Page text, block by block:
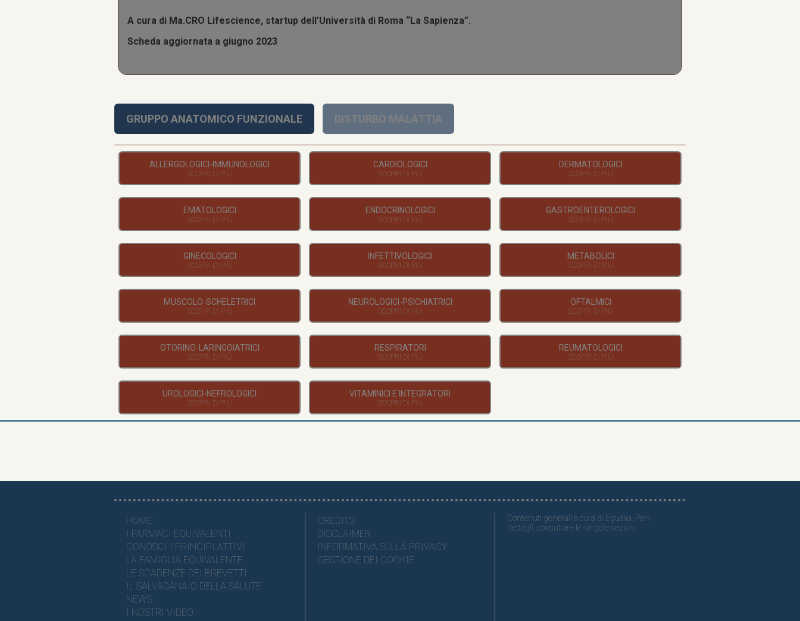
A cura di Ma.CRO Lifescience, startup dell’Università di Roma “La Sapienza”.
Scheda aggiornata a giugno 2023
GRUPPO ANATOMICO FUNZIONALE
ALLERGOLOGICI-IMMUNOLOGICI CARDIOLOGICI DERMATOLOGICI
EMATOLOGICI ENDOCRINOLOGICI GASTROENTEROLOGICI
GINECOLOGICI INFETTIVOLOGICI METABOLICI
MUSCOLO-SCHELETRICI NEUROLOGICI-PSICHIATRICI OFTALMICI
OTORINO-LARINGOIATRICI RESPIRATORI REUMATOLOGICI
UROLOGICI-NEFROLOGICI VITAMINICI E INTEGRATORI
DISTURBO MALATTIA
HOME
I FARMACI EQUIVALENTI
CONOSCI I PRINCIPI ATTIVI
LA FAMIGLIA EQUIVALENTE
LE SCADENZE DEI BREVETTI
IL SALVADANAIO DELLA SALUTE
NEWS
I NOSTRI VIDEO
CREDITS
DISCLAIMER
INFORMATIVA SULLA PRIVACY
GESTIONE DEI COOKIE
Contenuti generali a cura di Egualia. Per i
dettagli, consultare le singole sezioni.